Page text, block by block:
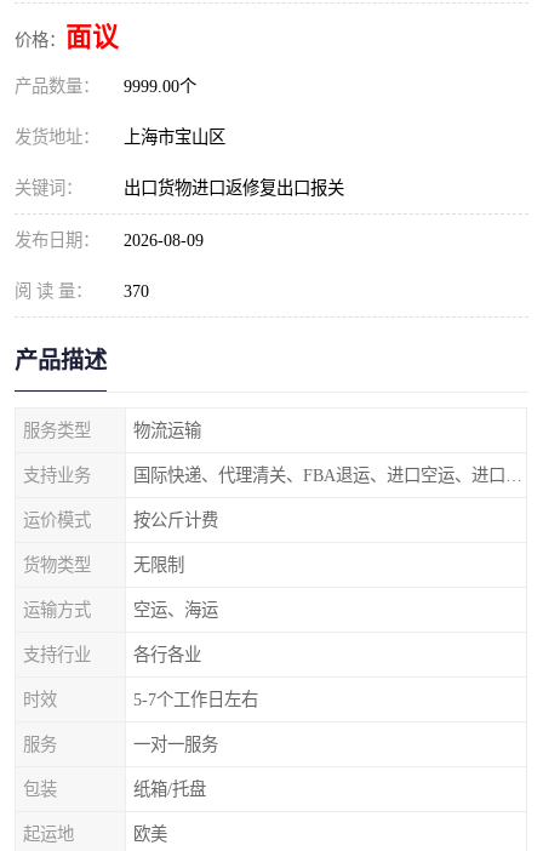
价格： 面议
产品数量： 9999.00个
发货地址： 上海市宝山区
关键词： 出口货物进口返修复出口报关
发布日期： 2026-08-09
阅 读 量： 370
产品描述
服务类型 物流运输
支持业务
运价模式 按公斤计费
货物类型 无限制
运输方式 空运、海运
支持行业 各行各业
时效 5-7个工作日左右
服务 一对一服务
包装 纸箱/托盘
起运地 欧美